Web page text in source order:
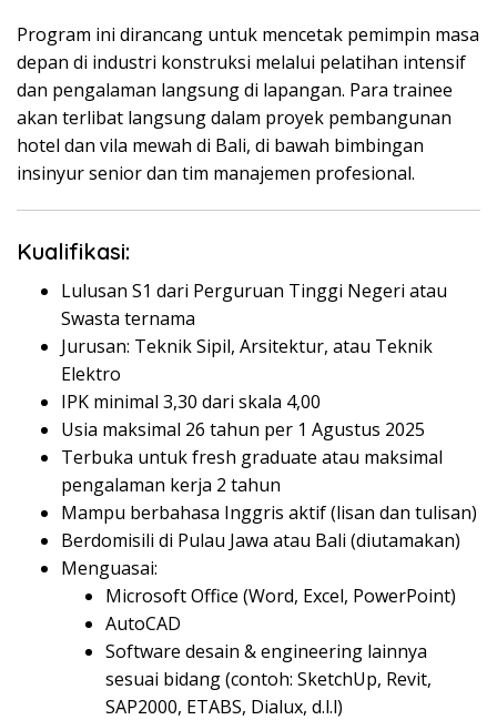
Program ini dirancang untuk mencetak pemimpin masa
depan di industri konstruksi melalui pelatihan intensif
dan pengalaman langsung di lapangan. Para trainee
akan terlibat langsung dalam proyek pembangunan
hotel dan vila mewah di Bali, di bawah bimbingan
insinyur senior dan tim manajemen profesional.
Kualifikasi:
Lulusan S1 dari Perguruan Tinggi Negeri atau
Swasta ternama
Jurusan: Teknik Sipil, Arsitektur, atau Teknik
Elektro
IPK minimal 3,30 dari skala 4,00
Usia maksimal 26 tahun per 1 Agustus 2025
Terbuka untuk fresh graduate atau maksimal
pengalaman kerja 2 tahun
Mampu berbahasa Inggris aktif (lisan dan tulisan)
Berdomisili di Pulau Jawa atau Bali (diutamakan)
Menguasai:
Microsoft Office (Word, Excel, PowerPoint)
AutoCAD
Software desain & engineering lainnya
sesuai bidang (contoh: SketchUp, Revit,
SAP2000, ETABS, Dialux, d.l.l)